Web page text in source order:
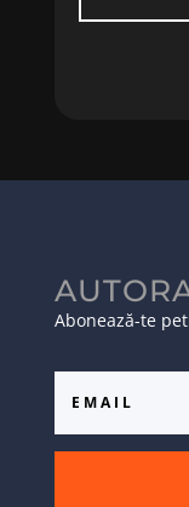
Abonează-te